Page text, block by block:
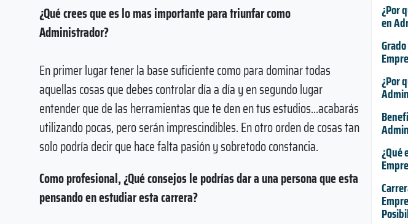
¿Por
en
¿Por
¿Qué
¿Qué crees que es lo mas importante para triunfar como
Administrador?
En primer lugar tener la base suficiente como para dominar todas
aquellas cosas que debes controlar día a día y en segundo lugar
entender que de las herramientas que te den en tus estudios...acabarás
utilizando pocas, pero serán imprescindibles. En otro orden de cosas tan
solo podría decir que hace falta pasión y sobretodo constancia.
Como profesional, ¿Qué consejos le podrías dar a una persona que esta
pensando en estudiar esta carrera?